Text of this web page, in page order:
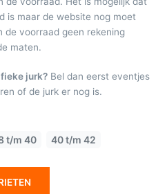
is maar de website nog moet
de voorraad geen rekening
maten.
jurk? Bel dan eerst eventjes
of de jurk er nog is.
t/m 40 40 t/m 42